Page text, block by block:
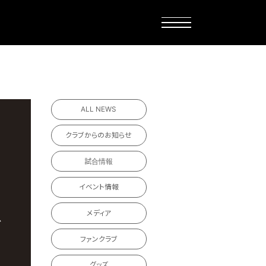
ALL NEWS
クラブからのお知らせ
試合情報
イベント情報
メディア
ファンクラブ